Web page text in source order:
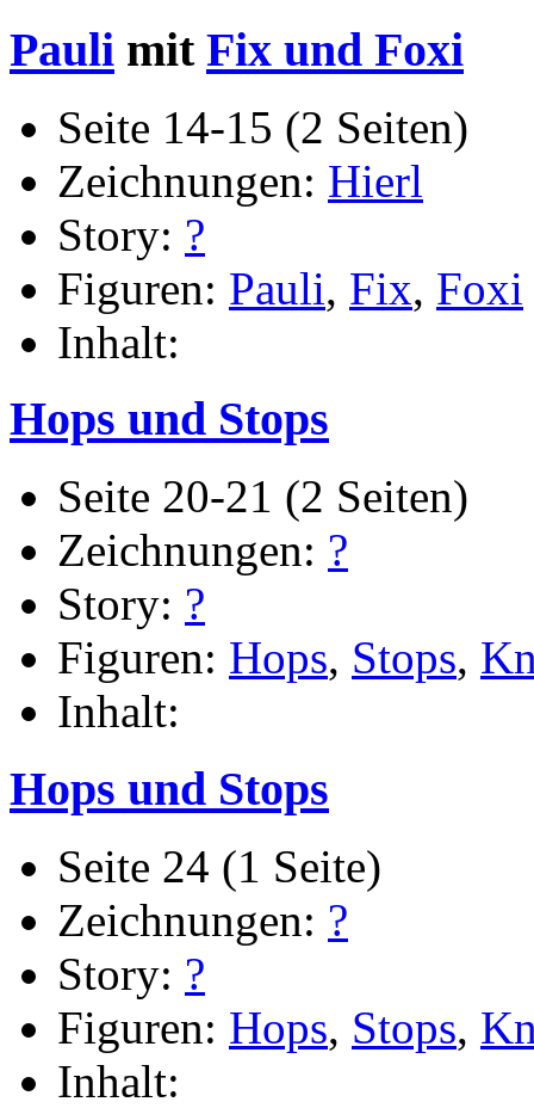
Pauli mit Fix und Foxi
Seite 14-15 (2 Seiten)
Zeichnungen: Hierl
Story: ?
Figuren: Pauli, Fix, Foxi
Inhalt:
Hops und Stops
Seite 20-21 (2 Seiten)
Zeichnungen: ?
Story: ?
Figuren: Hops, Stops,
Inhalt:
Hops und Stops
Seite 24 (1 Seite)
Zeichnungen: ?
Story: ?
Figuren: Hops, Stops,
Inhalt: